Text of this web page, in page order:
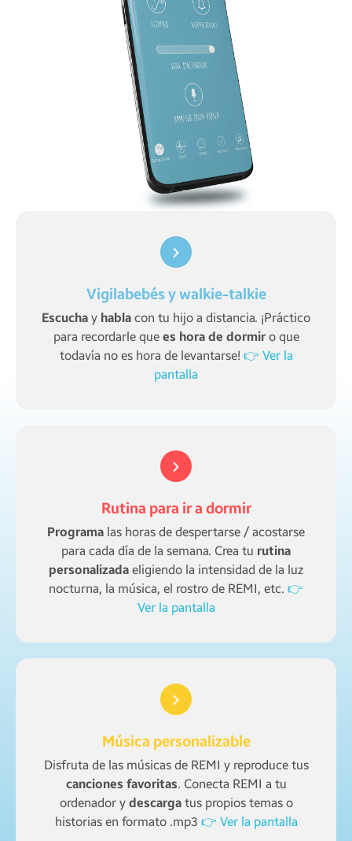
Vigilabebés y walkie-talkie
Escucha y habla con tu hijo a distancia. ¡Práctico
para recordarle que es hora de dormiro que
todavía no es hora de levantarse! 👉 Ver la
pantalla
Rutina para ir a dormir
Programa las horas de despertarse / acostarse
para cada día de la semana. Crea tu rutina
personalizada eligiendo la intensidad de la luz
nocturna, la música, el rostro de REMI, etc. 👉
Ver la pantalla
Música personalizable
Disfruta de las músicas de REMI y reproduce tus
canciones favoritas. Conecta REMI a tu
ordenador y descargatus propios temas o
historias en formato .mp3 👉 Ver la pantalla